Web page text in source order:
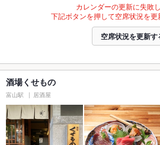
カレンダーの更新に失敗し
下記ボタンを押して空席状況を更
空席状況を更新す
酒場くせもの
富山駅 居酒屋